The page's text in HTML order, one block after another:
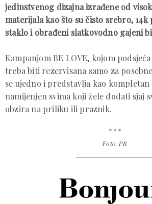
jedinstvenog dizajna izrađene od
materijala kao što su čisto srebro,
staklo i obrađeni slatkovodno gajeni
Kampanjom BE LOVE, kojom
treba biti rezervisana samo za
se ujedno i predstavlja kao
namijenjen svima koji žele dodati sjaj
obzira na priliku ili praznik.
* * *
Foto: PR